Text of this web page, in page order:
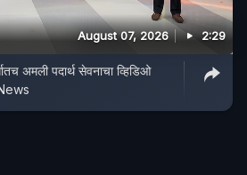
August 07, 2026 2:29
अमली पदार्थ सेवनाचा व्हिडिओ